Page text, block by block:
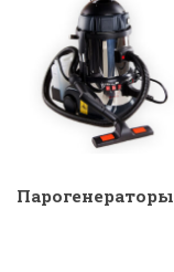
Парогенераторы